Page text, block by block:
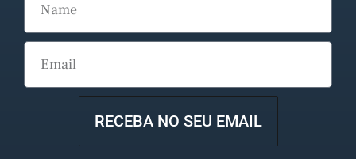
RECEBA NO SEU EMAIL